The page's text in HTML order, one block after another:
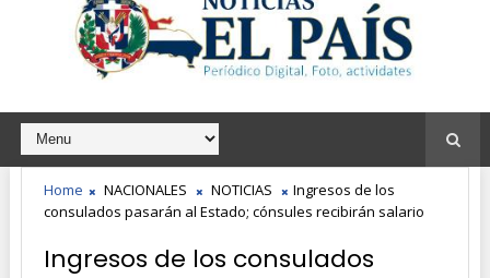
Home NACIONALES NOTICIAS
Ingresos de los
consulados pasarán al Estado; cónsules recibirán salario
Ingresos de los consulados